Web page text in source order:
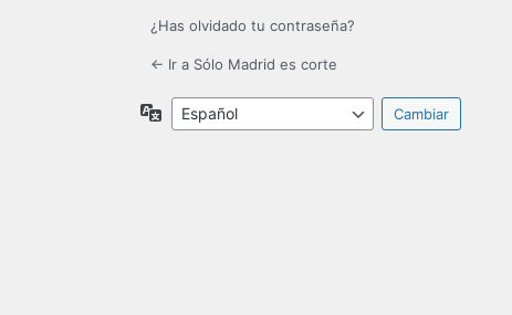
¿Has olvidado tu contraseña?
← Ir a Sólo Madrid es corte
Idioma